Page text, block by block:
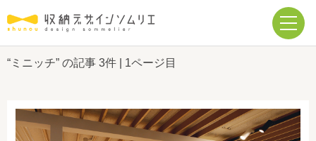
“ミニッチ” の記事 3件 | 1ページ目